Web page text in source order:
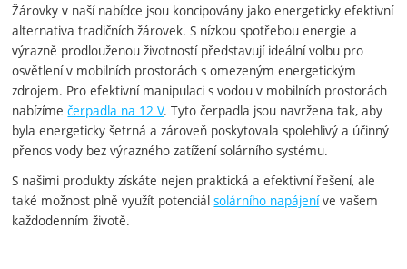
Žárovky v naší nabídce jsou koncipovány jako energeticky efektivní
alternativa tradičních žárovek. S nízkou spotřebou energie a
výrazně prodlouženou životností představují ideální volbu pro
osvětlení v mobilních prostorách s omezeným energetickým
zdrojem. Pro efektivní manipulaci s vodou v mobilních prostorách
nabízímečerpadla na 12 V. Tyto čerpadla jsou navržena tak, aby
byla energeticky šetrná a zároveň poskytovala spolehlivý a účinný
přenos vody bez výrazného zatížení solárního systému.
S našimi produkty získáte nejen praktická a efektivní řešení, ale
také možnost plně využít potenciálsolárního napájeníve vašem
každodenním životě.